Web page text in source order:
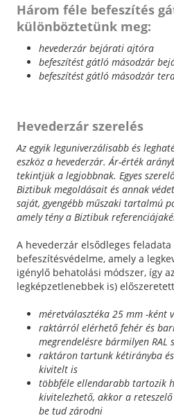
Három féle befeszítés
különböztetünk meg:
hevederzár bejárati ajtóra
befeszítést gátló másodzár
befeszítést gátló másodzár
Hevederzár szerelés
Az egyik leguniverzálisabb és
eszköz a hevederzár. Ár-érték
tekintjük a legjobbnak. Egyes
Biztibuk megoldásait és annak
saját, gyengébb műszaki tartalmú
amely tény a Biztibuk
A hevederzár elsődleges
befeszítésvédelme, amely a
igénylő behatolási módszer, így
legképzetlenebbek is)
méretválasztéka 25 mm -ként
raktárról elérhető fehér és
megrendelésre bármilyen RAL
raktáron tartunk kétirányba
kivitelt is
többféle ellendarabb tartozik
kivitelezhető, akkor a
be tud zárodni